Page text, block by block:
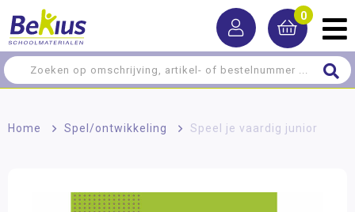
0
Home > Spel/ontwikkeling > Speel je vaardig junior